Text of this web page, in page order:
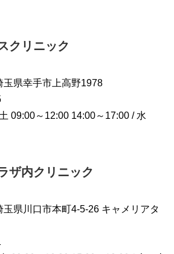
クリニック
玉県幸手市上高野1978
09:00～12:00 14:00～17:00 / 水
ザ内クリニック
県川口市本町4-5-26 キャメリアタ